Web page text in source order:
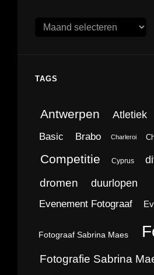
Archieven
TAGS
Antwerpen Atletiek
Basic Brabo Charleroi
Competitie Cyprus
dromen duurlopen
Evenement Fotograaf
Fotograaf Sabrina Maes
Fotografie Sabrina